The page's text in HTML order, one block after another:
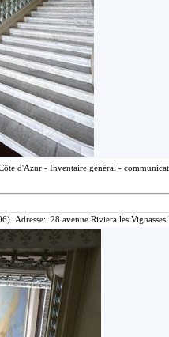
d'Azur - Inventaire général -
Adresse: 28 avenue Riviera les